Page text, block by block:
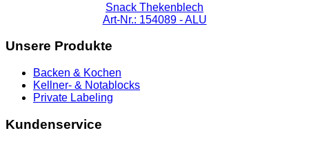
Snack Thekenblech
Art-Nr.: 154089 - ALU
Unsere Produkte
Backen & Kochen
Kellner- & Notablocks
Private Labeling
Kundenservice